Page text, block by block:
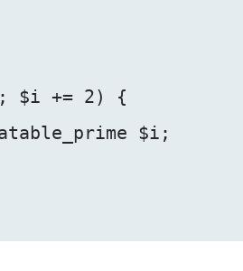
$i += 2) {
$i;